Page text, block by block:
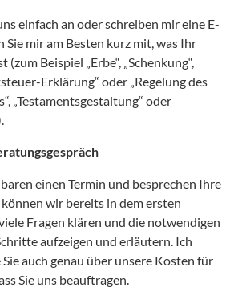
einfach an oder schreiben mir eine E-
Sie mir am Besten kurz mit, was Ihr
(zum Beispiel „Erbe“, „Schenkung“,
Erklärung“ oder „Regelung des
„Testamentsgestaltung“ oder
einen Termin und besprechen Ihre
können wir bereits in dem ersten
Fragen klären und die notwendigen
aufzeigen und erläutern. Ich
auch genau über unsere Kosten für
Sie uns beauftragen.